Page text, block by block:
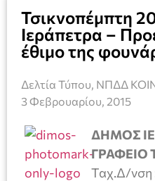
Τσικνοπέμπτη
Ιεράπετρα –
έθιμο της
Δελτία Τύπου ΝΠΔΔ
3 Φεβρουαρίου, 2015
ΔΗΜΟΣ
ΓΡΑΦΕΙΟ
Ταχ.Δ/νση